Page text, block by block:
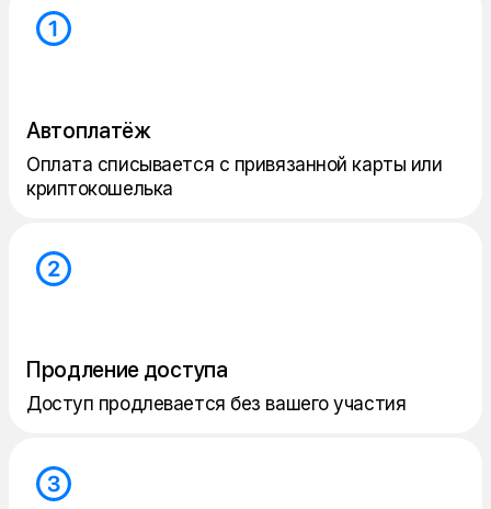
Автоплатёж
Оплата списывается с привязанной карты или
криптокошелька
Продление доступа
Доступ продлевается без вашего участия